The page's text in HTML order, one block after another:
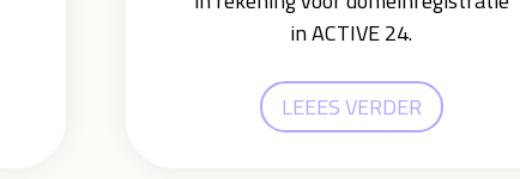
in ACTIVE 24.
LEEES VERDER